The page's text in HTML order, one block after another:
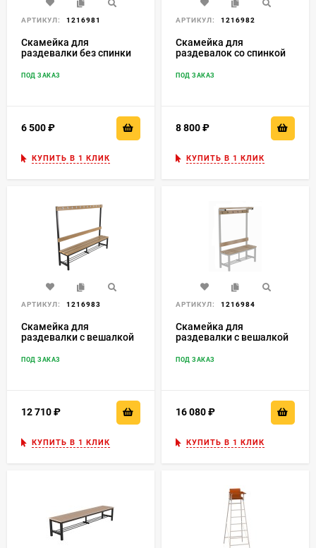
АРТИКУЛ: 1216981
Скамейка для
раздевалки без спинки
обуви
ПОД ЗАКАЗ
6 500
КУПИТЬ В 1 КЛИК
АРТИКУЛ: 1216982
Скамейка для
раздевалок со спинкой
обуви
ПОД ЗАКАЗ
8 800
КУПИТЬ В 1 КЛИК
АРТИКУЛ: 1216983
Скамейка для
раздевалки c вешалкой
разборная с полкой для
ПОД ЗАКАЗ
12 710
КУПИТЬ В 1 КЛИК
АРТИКУЛ: 1216984
Скамейка для
раздевалки c вешалкой
цельносварная с полкой
ПОД ЗАКАЗ
16 080
КУПИТЬ В 1 КЛИК